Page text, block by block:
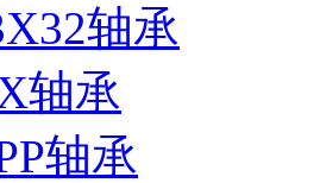
轴承
轴承
轴承